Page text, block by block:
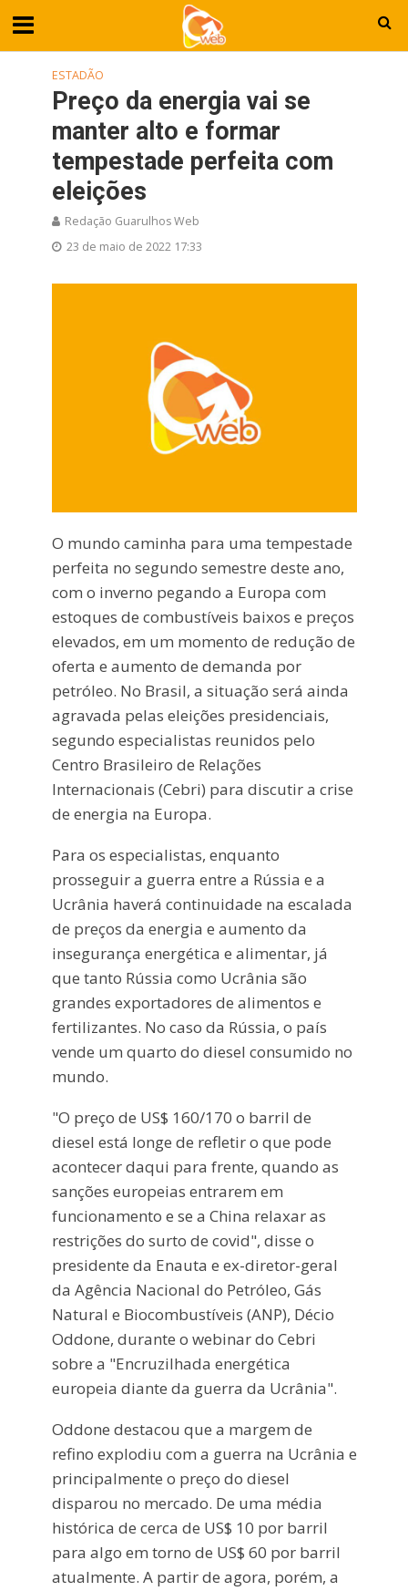
ESTADÃO
Preço da energia vai se
manter alto e formar
tempestade perfeita com
eleições
Redação Guarulhos Web
23 de maio de 2022 17:33
O mundo caminha para uma tempestade
perfeita no segundo semestre deste ano,
com o inverno pegando a Europa com
estoques de combustíveis baixos e preços
elevados, em um momento de redução de
oferta e aumento de demanda por
petróleo. No Brasil, a situação será ainda
agravada pelas eleições presidenciais,
segundo especialistas reunidos pelo
Centro Brasileiro de Relações
Internacionais (Cebri) para discutir a crise
de energia na Europa.
Para os especialistas, enquanto
prosseguir a guerra entre a Rússia e a
Ucrânia haverá continuidade na escalada
de preços da energia e aumento da
insegurança energética e alimentar, já
que tanto Rússia como Ucrânia são
grandes exportadores de alimentos e
fertilizantes. No caso da Rússia, o país
vende um quarto do diesel consumido no
mundo.
"O preço de US$ 160/170 o barril de
diesel está longe de refletir o que pode
acontecer daqui para frente, quando as
sanções europeias entrarem em
funcionamento e se a China relaxar as
restrições do surto de covid", disse o
presidente da Enauta e ex-diretor-geral
da Agência Nacional do Petróleo, Gás
Natural e Biocombustíveis (ANP), Décio
Oddone, durante o webinar do Cebri
sobre a "Encruzilhada energética
europeia diante da guerra da Ucrânia".
Oddone destacou que a margem de
refino explodiu com a guerra na Ucrânia e
principalmente o preço do diesel
disparou no mercado. De uma média
histórica de cerca de US$ 10 por barril
para algo em torno de US$ 60 por barril
atualmente. A partir de agora, porém, a